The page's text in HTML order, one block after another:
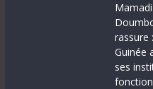
Mamadi
rassure
Guinée
ses